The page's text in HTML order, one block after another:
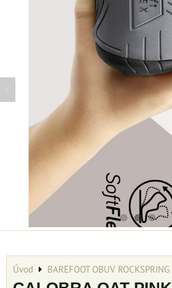
Úvod BAREFOOT OBUV ROCKSPRING